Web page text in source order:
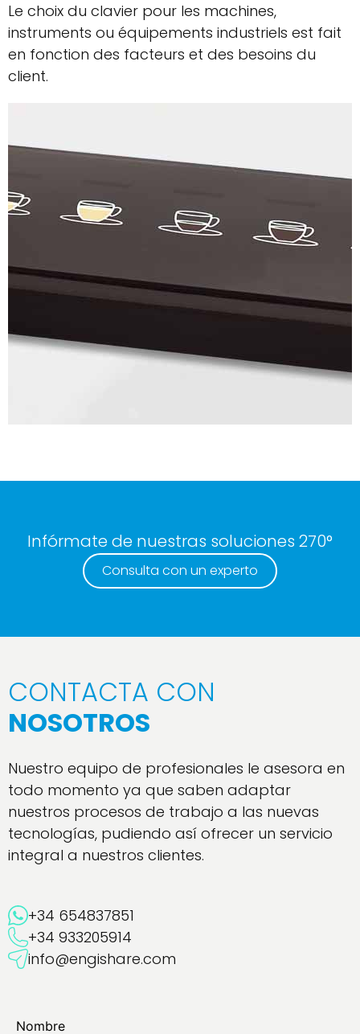
Le choix du clavier pour les machines,
instruments ou équipements industriels est fait
en fonction des facteurs et des besoins du
client.
Infórmate de nuestras soluciones 270°
Consulta con un experto
CONTACTA CON
NOSOTROS
Nuestro equipo de profesionales le asesora en
todo momento ya que saben adaptar
nuestros procesos de trabajo a las nuevas
tecnologías, pudiendo así ofrecer un servicio
integral a nuestros clientes.
+34 654837851
+34 933205914
info@engishare.com